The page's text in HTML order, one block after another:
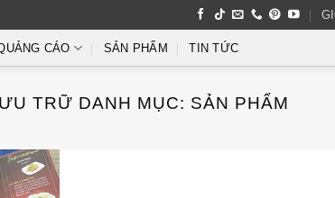
CÁO SẢN PHẨM TIN TỨC
TRỮ DANH MỤC: SẢN PHẨM